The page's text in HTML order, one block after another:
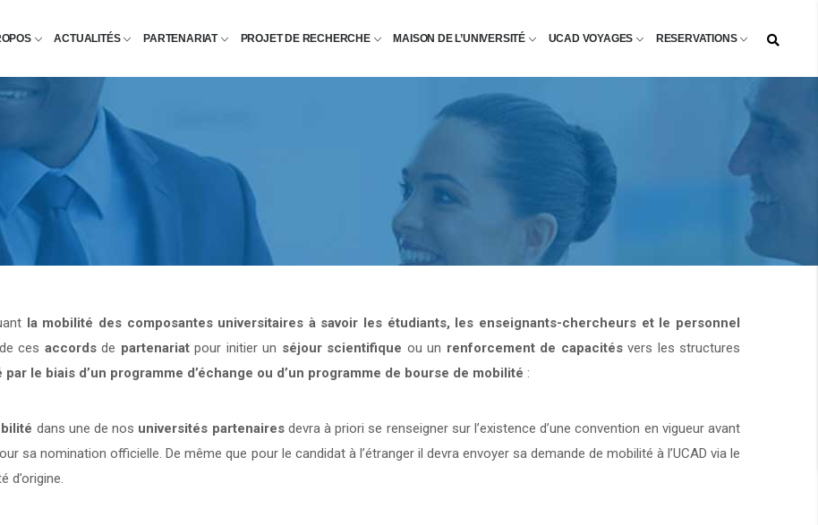
ACTUALITÉS PARTENARIAT PROJET DE RECHERCHE MAISON DE L’UNIVERSITÉ UCAD VOYAGES RESERVATIONS
la mobilité des composantes universitaires à savoir les étudiants, les enseignants-chercheurs et le personnel
ces accordsde partenariatpour initier un séjour scientifique ou un renforcement de capacitésvers les structures
le biais d’un programme d’échange ou d’un programme de bourse de mobilité :
dans une de nos universités partenairesdevra à priori se renseigner sur l’existence d’une convention en vigueur avant
sa nomination officielle. De même que pour le candidat à l’étranger il devra envoyer sa demande de mobilité à l’UCAD via le
d’origine.